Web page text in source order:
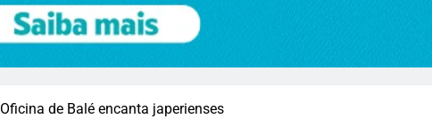
Oficina de Balé encanta japerienses